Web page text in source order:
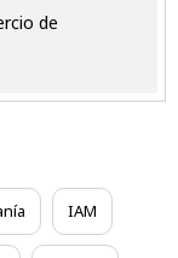
de
IAM